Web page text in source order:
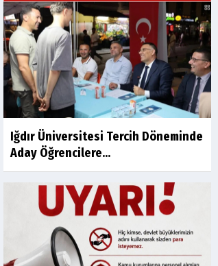
Iğdır Üniversitesi Tercih Döneminde
Aday Öğrencilere...